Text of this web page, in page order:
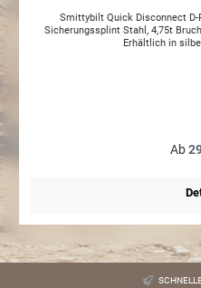
Smittybilt Quick Disconnect D-Ring
Sicherungssplint Stahl, 4,75t
Erhältlich in
Ab